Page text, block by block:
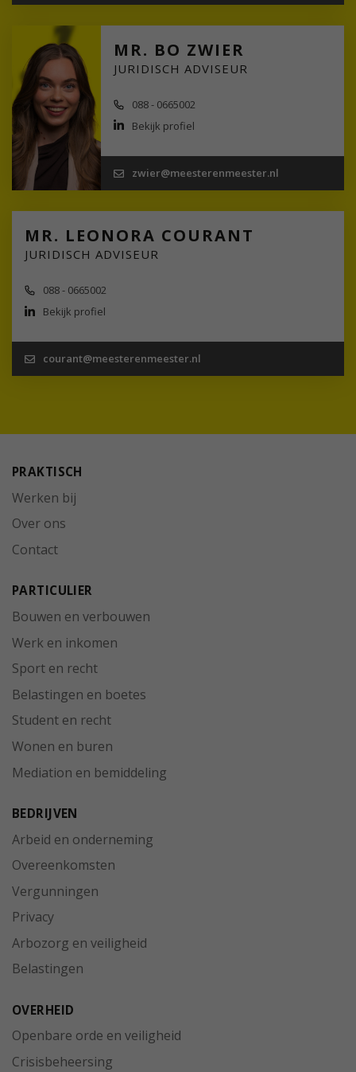
MR. BO ZWIER
JURIDISCH ADVISEUR
088 - 0665002
Bekijk profiel
zwier@meesterenmeester.nl
MR. LEONORA COURANT
JURIDISCH ADVISEUR
088 - 0665002
Bekijk profiel
courant@meesterenmeester.nl
PRAKTISCH
Werken bij
Over ons
Contact
PARTICULIER
Bouwen en verbouwen
Werk en inkomen
Sport en recht
Belastingen en boetes
Student en recht
Wonen en buren
Mediation en bemiddeling
BEDRIJVEN
Arbeid en onderneming
Overeenkomsten
Vergunningen
Privacy
Arbozorg en veiligheid
Belastingen
OVERHEID
Openbare orde en veiligheid
Crisisbeheersing